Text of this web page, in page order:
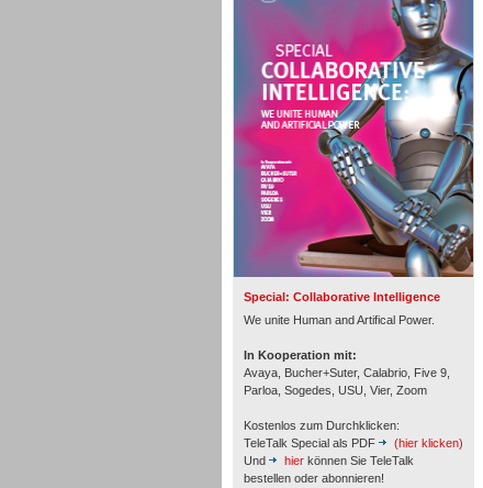
Special: Collaborative Intelligence
We unite Human and Artifical Power.
In Kooperation mit:
Avaya, Bucher+Suter, Calabrio, Five 9,
Parloa, Sogedes, USU, Vier, Zoom
Kostenlos zum Durchklicken:
TeleTalk Special als PDF
(hier klicken)
Und
hier können Sie TeleTalk
bestellen oder abonnieren!
Personal
Inbound